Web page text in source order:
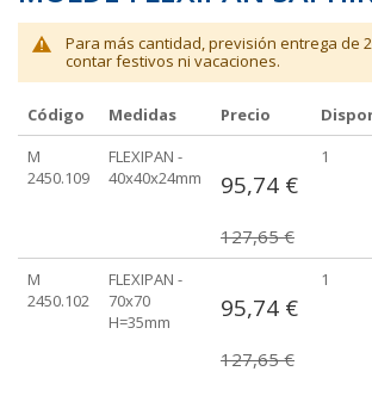
Para más cantidad, previsión entrega de
contar festivos ni vacaciones.
de
Código Medidas Precio
M
2450.109
FLEXIPAN -
40x40x24mm
95,74 €
127,65 €
1
M
2450.102
FLEXIPAN -
70x70
H=35mm
95,74 €
127,65 €
1